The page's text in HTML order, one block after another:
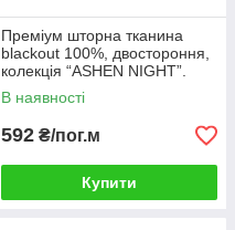
Преміум шторна тканина
blackout 100%, двостороння,
колекція “ASHEN NIGHT”.
Колір лазурний. Код 1846ш
В наявності
592 ₴/пог.м
Купити